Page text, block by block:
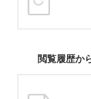
閲覧履歴か